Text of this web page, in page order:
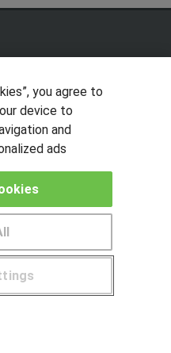
duda? 900 264 357
you agree to
device to
and
ads